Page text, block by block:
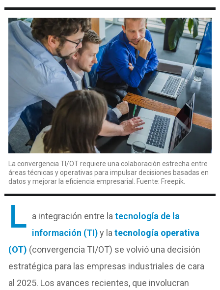
La convergencia TI/OT requiere una colaboración estrecha entre
áreas técnicas y operativas para impulsar decisiones basadas en
datos y mejorar la eficiencia empresarial. Fuente: Freepik.
L a integración entre la tecnología de la
información (TI)y la tecnología operativa
(OT) (convergencia TI/OT) se volvió una decisión
estratégica para las empresas industriales de cara
al 2025. Los avances recientes, que involucran